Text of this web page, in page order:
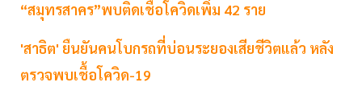
“สมุทรสาคร”พบติดเชื้อโควิดเพิ่ม 42 ราย
'สาธิต' ยืนยันคนโบกรถที่บ่อนระยองเสียชีวิตแล้ว หลัง
ตรวจพบเชื้อโควิด-19